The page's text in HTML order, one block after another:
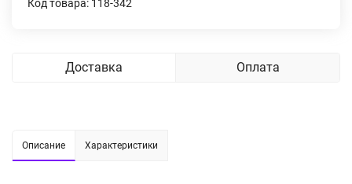
Код товара: 118-342
Доставка Оплата
Описание Характеристики